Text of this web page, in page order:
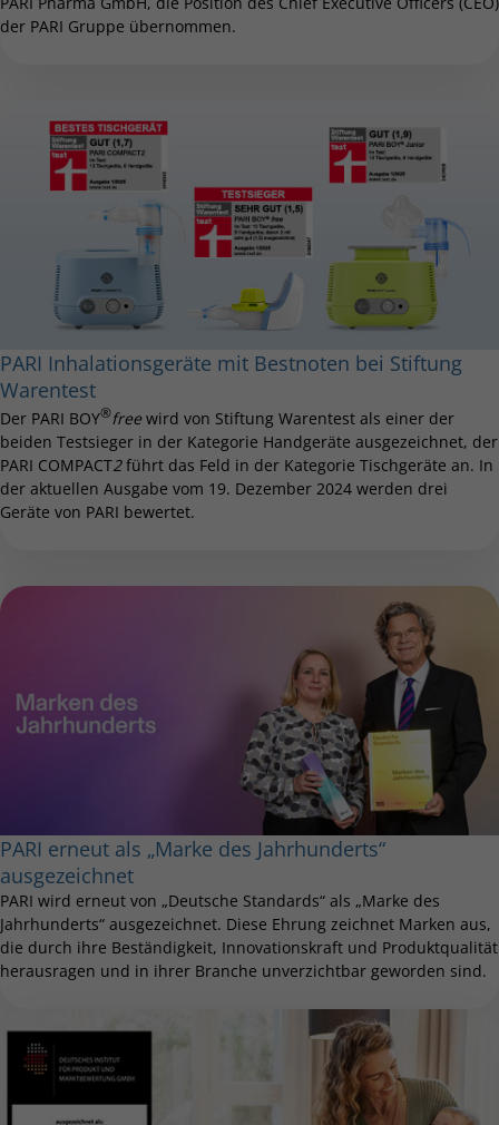
der PARI Gruppe übernommen.
PARI Inhalationsgeräte mit Bestnoten bei Stiftung
Warentest
Der PARI BOY®freewird von Stiftung Warentest als einer der
beiden Testsieger in der Kategorie Handgeräte ausgezeichnet, der
PARI COMPACT2führt das Feld in der Kategorie Tischgeräte an. In
der aktuellen Ausgabe vom 19. Dezember 2024 werden drei
Geräte von PARI bewertet.
PARI erneut als „Marke des Jahrhunderts“
ausgezeichnet
PARI wird erneut von „Deutsche Standards“ als „Marke des
Jahrhunderts“ ausgezeichnet. Diese Ehrung zeichnet Marken aus,
die durch ihre Beständigkeit, Innovationskraft und Produktqualität
herausragen und in ihrer Branche unverzichtbar geworden sind.